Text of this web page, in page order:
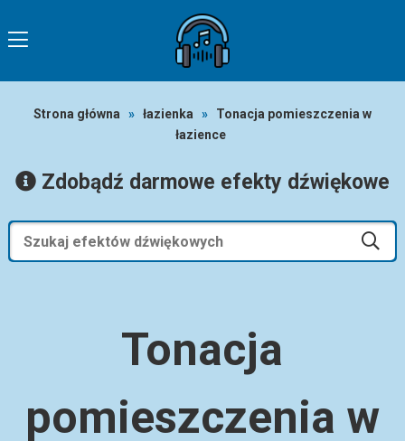
Strona główna » łazienka »
Tonacja pomieszczenia w
łazience
Zdobądź darmowe efekty dźwiękowe
Tonacja
pomieszczenia w